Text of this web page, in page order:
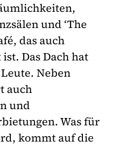
und ‘The
das auch
Das Dach hat
Neben
auch
und
Was für
kommt auf die